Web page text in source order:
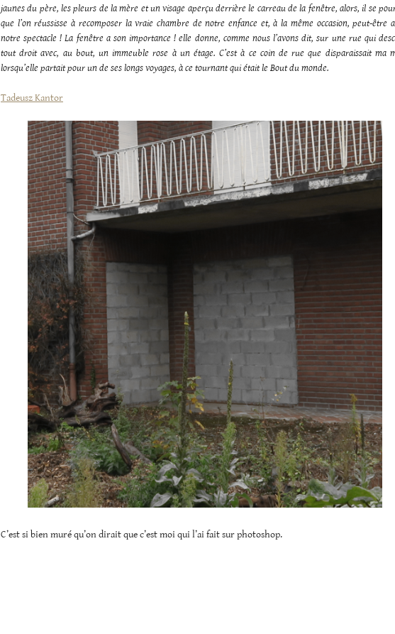
jaunes du père, les pleurs de la mère et un visage aperçu derrière le carreau de la fenêtre, alors, il se
que l’on réussisse à recomposer la vraie chambre de notre enfance et, à la même occasion, peut-être
notre spectacle ! La fenêtre a son importance ! elle donne, comme nous l’avons dit, sur une rue qui
tout droit avec, au bout, un immeuble rose à un étage. C’est à ce coin de rue que disparaissait ma
lorsqu’elle partait pour un de ses longs voyages, à ce tournant qui était le Bout du monde.
Tadeusz Kantor
C’est si bien muré qu’on dirait que c’est moi qui l’ai fait sur photoshop.